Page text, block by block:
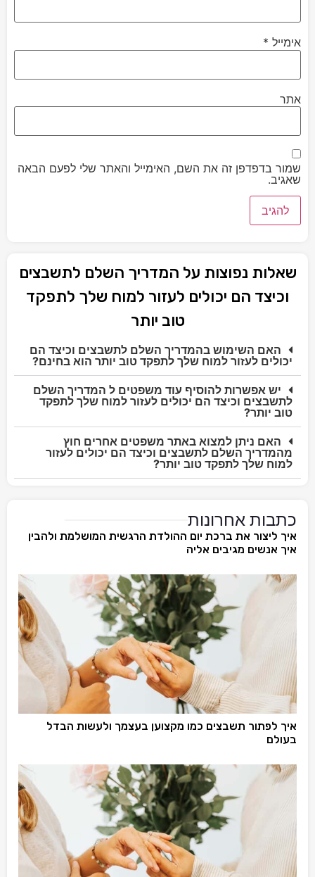
אימייל *
אתר
שמור בדפדפן זה את השם, האימייל והאתר שלי לפעם הבאה
שאגיב.
שאלות נפוצות על המדריך השלם לתשבצים
וכיצד הם יכולים לעזור למוח שלך לתפקד
טוב יותר
האם השימוש בהמדריך השלם לתשבצים וכיצד הם
יכולים לעזור למוח שלך לתפקד טוב יותר הוא בחינם?
יש אפשרות להוסיף עוד משפטים ל המדריך השלם
לתשבצים וכיצד הם יכולים לעזור למוח שלך לתפקד
טוב יותר?
האם ניתן למצוא באתר משפטים אחרים חוץ
מהמדריך השלם לתשבצים וכיצד הם יכולים לעזור
למוח שלך לתפקד טוב יותר?
כתבות אחרונות
איך ליצור את ברכת יום ההולדת הרגשית המושלמת ולהבין
איך אנשים מגיבים אליה
איך לפתור תשבצים כמו מקצוען בעצמך ולעשות הבדל
בעולם